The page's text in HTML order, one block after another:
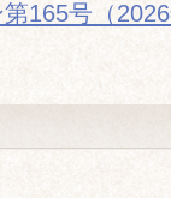
165号（